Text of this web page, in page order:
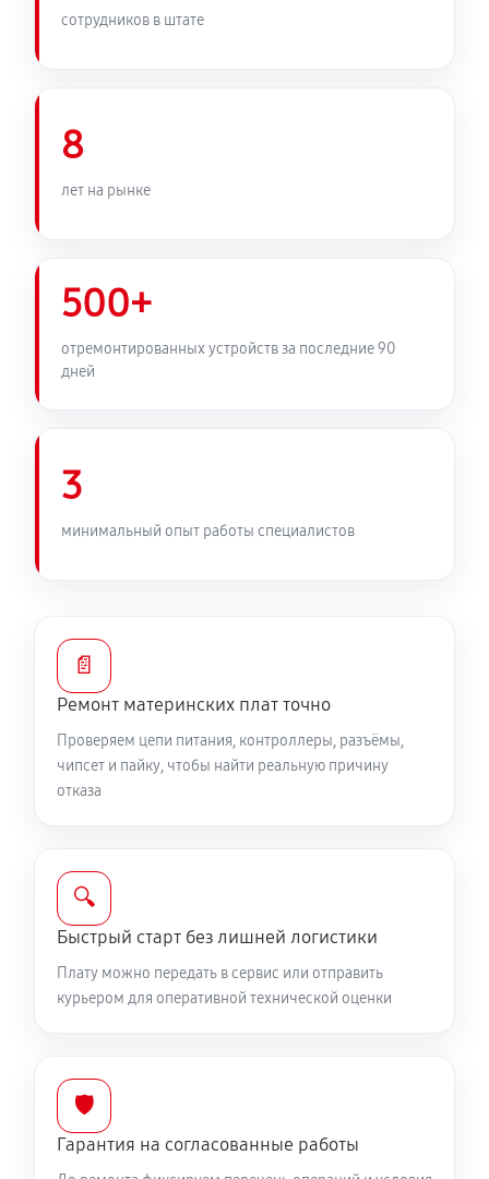
сотрудников в штате
8
лет на рынке
500+
отремонтированных устройств за последние 90
дней
3
минимальный опыт работы специалистов
📄
Ремонт материнских плат точно
Проверяем цепи питания, контроллеры, разъёмы,
чипсет и пайку, чтобы найти реальную причину
отказа
🔍
Быстрый старт без лишней логистики
Плату можно передать в сервис или отправить
курьером для оперативной технической оценки
🛡️
Гарантия на согласованные работы